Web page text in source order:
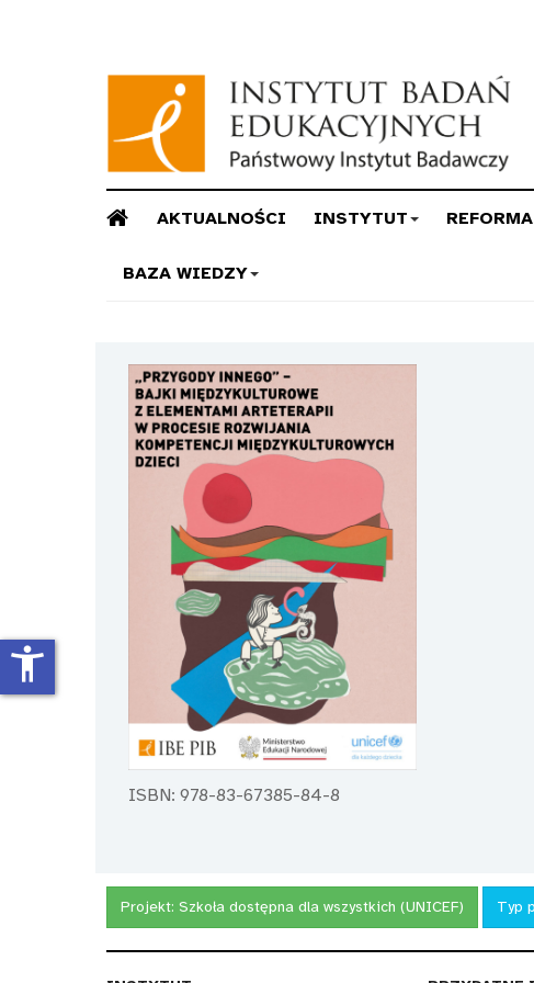
AKTUALNOŚCI INSTYTUT
BAZA WIEDZY
ISBN: 978-83-67385-84-8
Projekt: Szkoła dostępna dla wszystkich (UNICEF) Typ
accessibility_new